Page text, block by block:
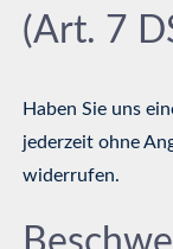
(Art. 7
Haben Sie uns
jederzeit ohne
widerrufen.